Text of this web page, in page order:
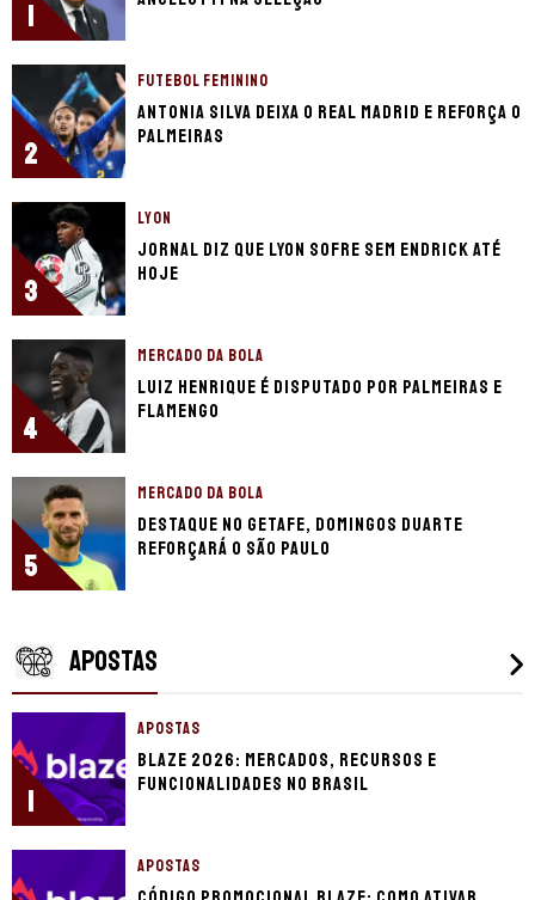
1
2
FUTEBOL FEMININO
Antonia Silva deixa o Real Madrid e reforça o
Palmeiras
3
LYON
Jornal diz que Lyon sofre sem Endrick até
hoje
4
MERCADO DA BOLA
Luiz Henrique é disputado por Palmeiras e
Flamengo
5
MERCADO DA BOLA
Destaque no Getafe, Domingos Duarte
reforçará o São Paulo
APOSTAS
1
APOSTAS
Blaze 2026: mercados, recursos e
funcionalidades no Brasil
APOSTAS